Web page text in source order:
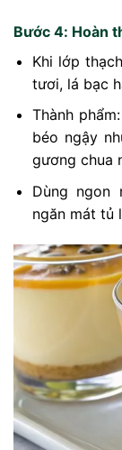
Bước 4: Hoàn
Khi lớp
tươi, lá bạc
Thành
béo ngậy
gương chua
Dùng ngon
ngăn mát tủ